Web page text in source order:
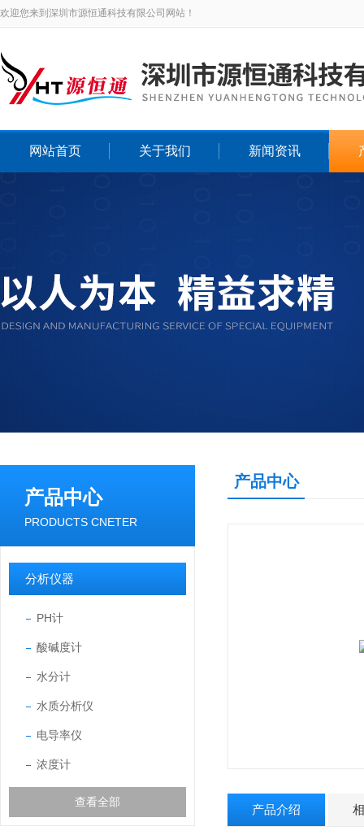
欢迎您来到深圳市源恒通科技有限公司网站！
网站首页 关于我们 新闻资讯
产品中心
PRODUCTS CNETER
分析仪器
PH计
酸碱度计
水分计
水质分析仪
电导率仪
浓度计
查看全部
产品中心
产品介绍